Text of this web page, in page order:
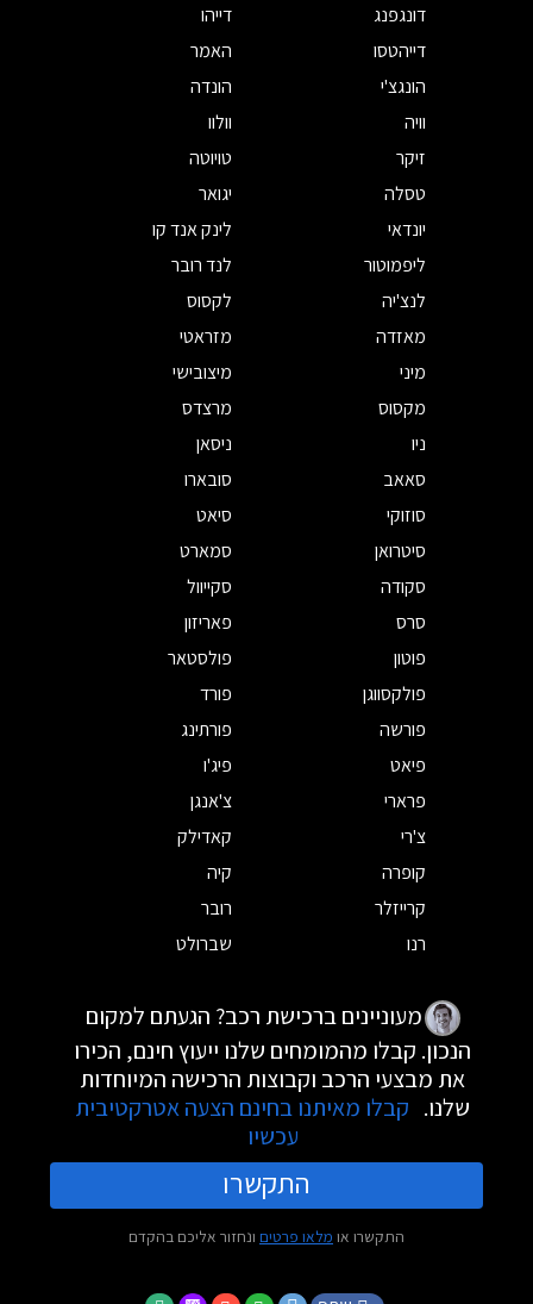
דונגפנג
דייהו
דייהטסו
האמר
הונגצ'י
הונדה
וויה
וולוו
זיקר
טויוטה
טסלה
יגואר
יונדאי
לינק אנד קו
ליפמוטור
לנד רובר
לנצ'יה
לקסוס
מאזדה
מזראטי
מיני
מיצובישי
מקסוס
מרצדס
ניו
ניסאן
סאאב
סובארו
סוזוקי
סיאט
סיטרואן
סמארט
סקודה
סקייוול
סרס
פאריזון
פוטון
פולסטאר
פולקסווגן
פורד
פורשה
פורתינג
פיאט
פיג'ו
פרארי
צ'אנגן
צ'רי
קאדילק
קופרה
קיה
קרייזלר
רובר
רנו
שברולט
מעוניינים ברכישת רכב? הגעתם למקום
הנכון. קבלו מהמומחים שלנו ייעוץ חינם, הכירו
את מבצעי הרכב וקבוצות הרכישה המיוחדות
שלנו. קבלו מאיתנו בחינם הצעה אטרקטיבית
עכשיו
התקשרו
התקשרו או מלאו פרטים ונחזור אליכם בהקדם